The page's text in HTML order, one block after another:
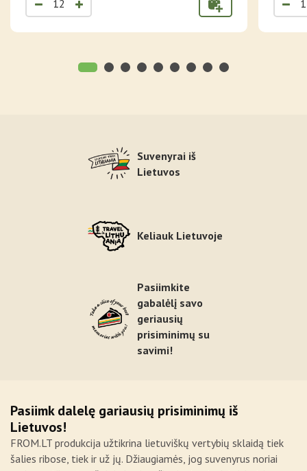
Suvenyrai iš
Lietuvos
Keliauk Lietuvoje
Pasiimkite
gabalėlį savo
geriausių
prisiminimų su
savimi!
Pasiimk dalelę gariausių prisiminimų iš
Lietuvos!
FROM.LT produkcija užtikrina lietuviškų vertybių sklaidą tiek
šalies ribose, tiek ir už jų. Džiaugiamės, jog suvenyrus noriai